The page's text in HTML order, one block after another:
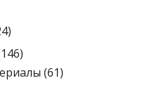
(61)